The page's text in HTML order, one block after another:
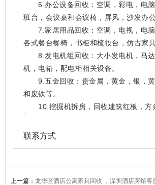
6.办公设备回收：空调，彩电，电脑
班台，会议桌和会议椅，屏风，沙发办
7.家居用品回收：空调，电视，电脑
各式餐台餐椅，书柜和梳妆台，仿古家
8.发电机组回收：大小发电机，马达
机，电箱，配电柜相关设备。
9.五金回收：贵金属，黄金，银，黄
和废铁等。
10.挖掘机拆房，回收建筑红板，方
联系方式
上一篇： 龙华区酒店公寓家具回收 ，深圳酒店宾馆客